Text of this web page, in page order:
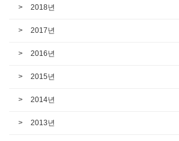
2018년
2017년
2016년
2015년
2014년
2013년